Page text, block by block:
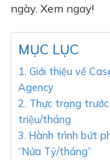
ngày. Xem ngay!
MỤC LỤC
1. Giới thiệu về
Agency
2. Thực trạng trước
triệu/tháng
3. Hành trình bứt
“Nửa Tỷ/tháng”